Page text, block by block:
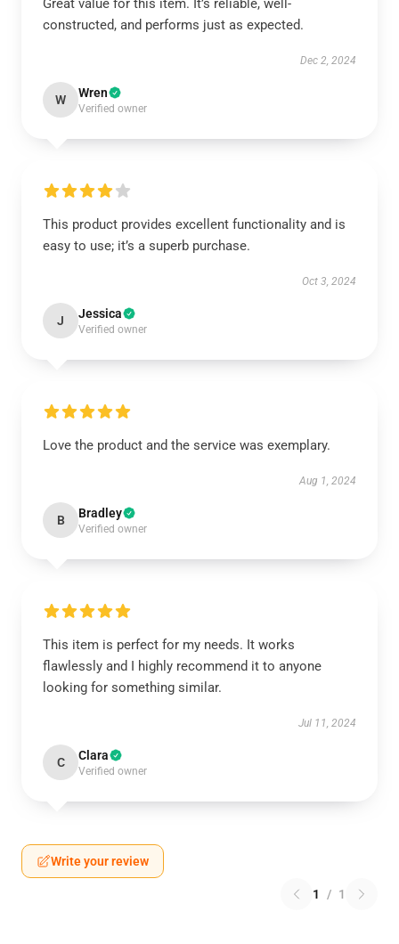
Great value for this item. It’s reliable, well-
constructed, and performs just as expected.
Dec 2, 2024
W Wren
Verified owner
This product provides excellent functionality and is
easy to use; it’s a superb purchase.
Oct 3, 2024
J Jessica
Verified owner
Love the product and the service was exemplary.
Aug 1, 2024
B Bradley
Verified owner
This item is perfect for my needs. It works
flawlessly and I highly recommend it to anyone
looking for something similar.
Jul 11, 2024
C Clara
Verified owner
Write your review
1 / 1